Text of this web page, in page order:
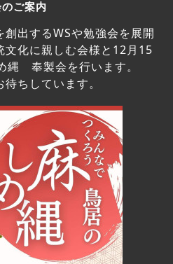
ご案内
出するWSや勉強会を展開
文化に親しむ会様と12月15
縄 奉製会を行います。
ちしています。